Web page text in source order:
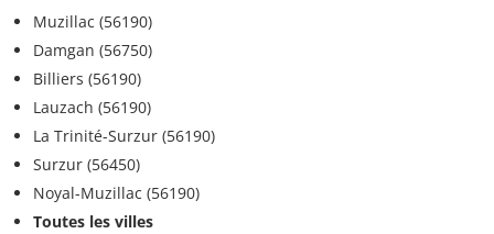
Muzillac (56190)
Damgan (56750)
Billiers (56190)
Lauzach (56190)
La Trinité-Surzur (56190)
Surzur (56450)
Noyal-Muzillac (56190)
Toutes les villes